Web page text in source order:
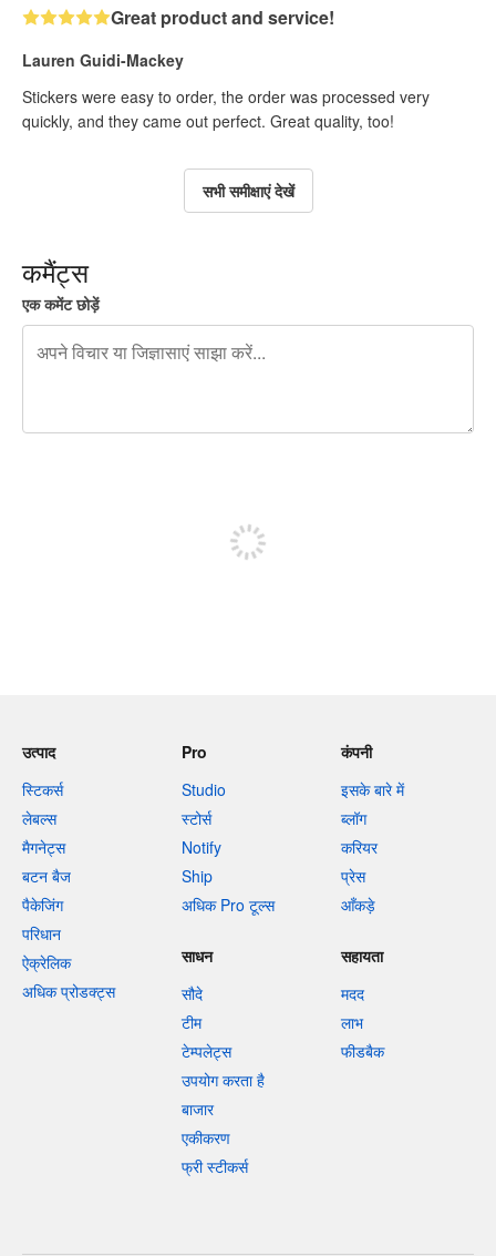
Great product and service!
Lauren Guidi-Mackey
Stickers were easy to order, the order was processed very
quickly, and they came out perfect. Great quality, too!
सभी समीक्षाएं देखें
कमैंट्स
एक कमेंट छोड़ें
उत्पाद
स्टिकर्स
लेबल्स
मैगनेट्स
बटन बैज
पैकेजिंग
परिधान
ऐक्रेलिक
अधिक प्रोडक्ट्स
Pro
Studio
स्टोर्स
Notify
Ship
अधिक Pro टूल्स
कंपनी
इसके बारे में
ब्लॉग
करियर
प्रेस
आँकड़े
साधन
सौदे
टीम
टेम्पलेट्स
उपयोग करता है
बाजार
एकीकरण
फ्री स्टीकर्स
सहायता
मदद
लाभ
फीडबैक